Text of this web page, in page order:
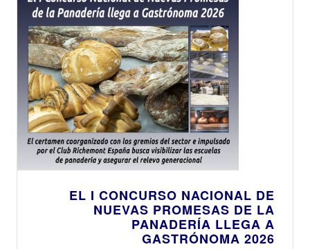
EL I CONCURSO NACIONAL DE
NUEVAS PROMESAS DE LA
PANADERÍA LLEGA A
GASTRÓNOMA 2026